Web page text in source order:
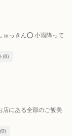
ゅっきん⭕️ 小雨降って
(0)
店にある全部のご飯美